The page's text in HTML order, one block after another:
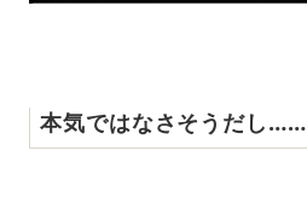
本気ではなさそうだし……